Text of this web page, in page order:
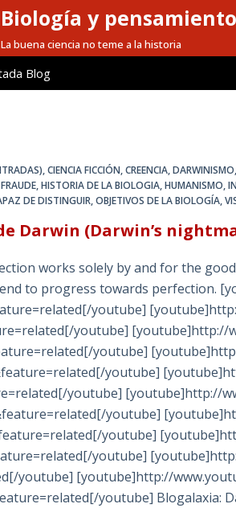
Biología y pensamiento
La buena ciencia no teme a la historia
Blog
,CIENCIA FICCIÓN,CREENCIA,DARWINISMO
FRAUDE,HISTORIA DE LA BIOLOGIA,HUMANISMO,
DE DISTINGUIR,OBJETIVOS DE LA BIOLOGÍA,
Darwin (Darwin’s
works solely by and for the
to progress towards perfection.
youtube]
youtube] [youtube]http://
youtube]
youtube]
youtube] [youtube]http://
youtube]
youtube]
youtube]
youtube] [youtube]http://
youtube] Blogalaxia: